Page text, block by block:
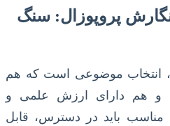
پروپوزال: سنگ
انتخاب موضوعی است که هم
و هم دارای ارزش علمی و
باید در دسترس، قابل